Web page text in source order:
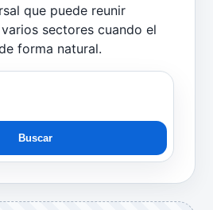
que puede reunir
sectores cuando el
forma natural.
Buscar